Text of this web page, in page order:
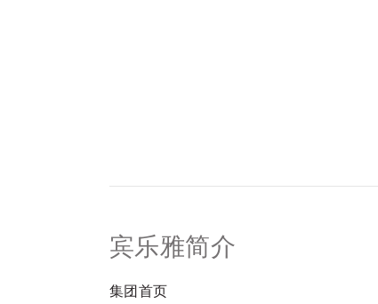
宾乐雅简介
集团首页